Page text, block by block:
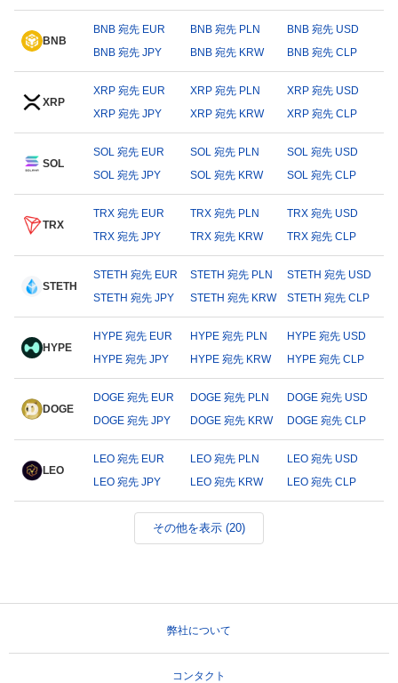
BNB
BNB 宛先 EUR BNB 宛先 PLN
BNB 宛先 USD
BNB 宛先 JPY
BNB 宛先 KRW BNB 宛先 CLP
XRP
XRP 宛先 EUR XRP 宛先 PLN
XRP 宛先 USD
XRP 宛先 JPY
XRP 宛先 KRW XRP 宛先 CLP
SOL
SOL 宛先 EUR SOL 宛先 PLN
SOL 宛先 USD
SOL 宛先 JPY
SOL 宛先 KRW SOL 宛先 CLP
TRX
TRX 宛先 EUR TRX 宛先 PLN
TRX 宛先 USD
TRX 宛先 JPY
TRX 宛先 KRW TRX 宛先 CLP
STETH
STETH 宛先 EUR STETH 宛先 PLN
STETH 宛先 USD
STETH 宛先 JPY
STETH 宛先 KRW STETH 宛先 CLP
HYPE
HYPE 宛先 EUR HYPE 宛先 PLN
HYPE 宛先 USD
HYPE 宛先 JPY
HYPE 宛先 KRW HYPE 宛先 CLP
DOGE
DOGE 宛先 EUR DOGE 宛先 PLN
DOGE 宛先 USD
DOGE 宛先 JPY
DOGE 宛先 KRW DOGE 宛先 CLP
LEO
LEO 宛先 EUR LEO 宛先 PLN
LEO 宛先 USD
LEO 宛先 JPY
LEO 宛先 KRW LEO 宛先 CLP
その他を表示 (20)
弊社について
コンタクト